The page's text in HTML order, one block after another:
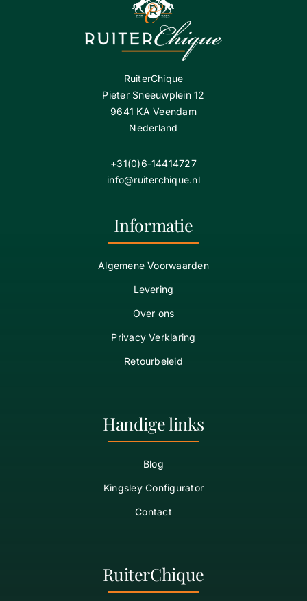
RuiterChique
Pieter Sneeuwplein 12
9641 KA Veendam
Nederland
+31(0)6-14414727
info@ruiterchique.nl
Informatie
Algemene Voorwaarden
Levering
Over ons
Privacy Verklaring
Retourbeleid
Handige links
Blog
Kingsley Configurator
Contact
RuiterChique